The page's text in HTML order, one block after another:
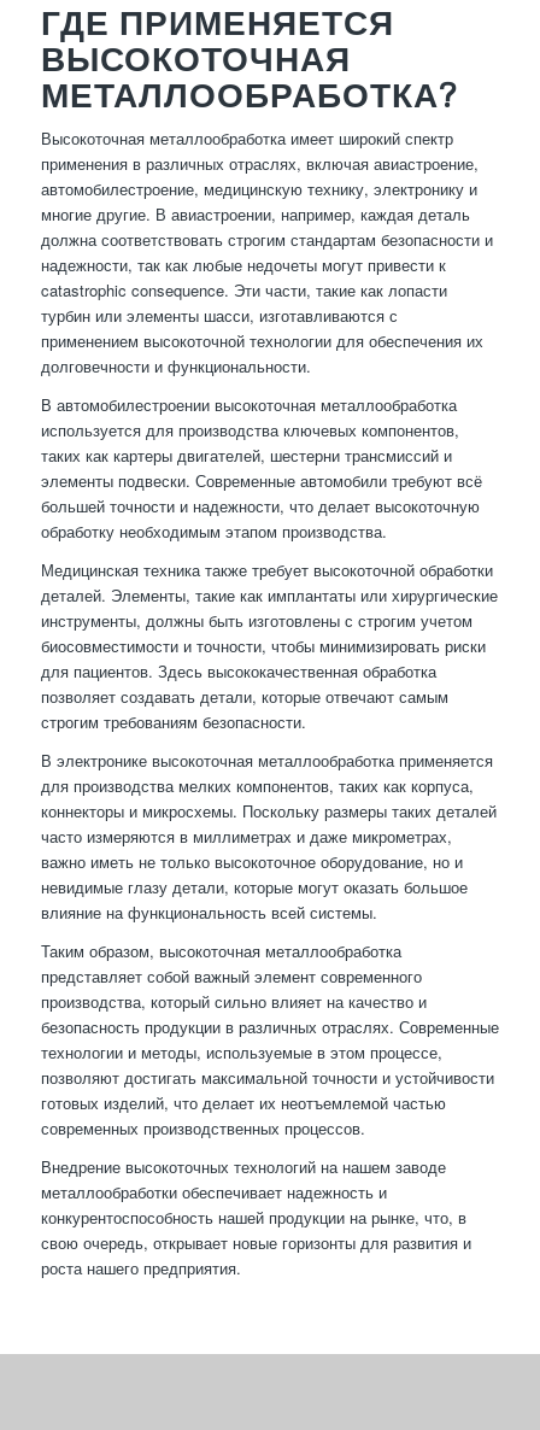
ГДЕ ПРИМЕНЯЕТСЯ
ВЫСОКОТОЧНАЯ
МЕТАЛЛООБРАБОТКА?
Высокоточная металлообработка имеет широкий спектр
применения в различных отраслях, включая авиастроение,
автомобилестроение, медицинскую технику, электронику и
многие другие. В авиастроении, например, каждая деталь
должна соответствовать строгим стандартам безопасности и
надежности, так как любые недочеты могут привести к
catastrophic consequence. Эти части, такие как лопасти
турбин или элементы шасси, изготавливаются с
применением высокоточной технологии для обеспечения их
долговечности и функциональности.
В автомобилестроении высокоточная металлообработка
используется для производства ключевых компонентов,
таких как картеры двигателей, шестерни трансмиссий и
элементы подвески. Современные автомобили требуют всё
большей точности и надежности, что делает высокоточную
обработку необходимым этапом производства.
Медицинская техника также требует высокоточной обработки
деталей. Элементы, такие как имплантаты или хирургические
инструменты, должны быть изготовлены с строгим учетом
биосовместимости и точности, чтобы минимизировать риски
для пациентов. Здесь высококачественная обработка
позволяет создавать детали, которые отвечают самым
строгим требованиям безопасности.
В электронике высокоточная металлообработка применяется
для производства мелких компонентов, таких как корпуса,
коннекторы и микросхемы. Поскольку размеры таких деталей
часто измеряются в миллиметрах и даже микрометрах,
важно иметь не только высокоточное оборудование, но и
невидимые глазу детали, которые могут оказать большое
влияние на функциональность всей системы.
Таким образом, высокоточная металлообработка
представляет собой важный элемент современного
производства, который сильно влияет на качество и
безопасность продукции в различных отраслях. Современные
технологии и методы, используемые в этом процессе,
позволяют достигать максимальной точности и устойчивости
готовых изделий, что делает их неотъемлемой частью
современных производственных процессов.
Внедрение высокоточных технологий на нашем заводе
металлообработки обеспечивает надежность и
конкурентоспособность нашей продукции на рынке, что, в
свою очередь, открывает новые горизонты для развития и
роста нашего предприятия.